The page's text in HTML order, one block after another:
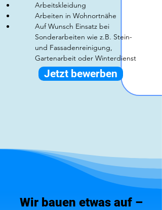
Arbeitskleidung
​Arbeiten in Wohnortnähe
Auf Wunsch Einsatz bei
Sonderarbeiten wie z.B. Stein-
und Fassadenreinigung,
Gartenarbeit oder Winterdienst
Jetzt bewerben
Wir bauen etwas auf –